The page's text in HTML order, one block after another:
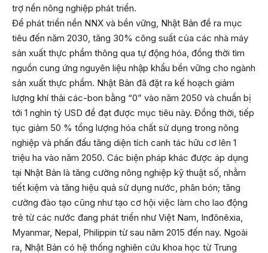
trợ nền nông nghiệp phát triển.
Để phát triển nền NNX và bền vững, Nhật Bản đề ra mục
tiêu đến năm 2030, tăng 30% công suất của các nhà máy
sản xuất thực phẩm thông qua tự động hóa, đồng thời tìm
nguồn cung ứng nguyên liệu nhập khẩu bền vững cho ngành
sản xuất thực phẩm. Nhật Bản đã đặt ra kế hoạch giảm
lượng khí thải các-bon bằng “0” vào năm 2050 và chuẩn bị
tới 1 nghìn tỷ USD để đạt được mục tiêu này. Đồng thời, tiếp
tục giảm 50 % tổng lượng hóa chất sử dụng trong nông
nghiệp và phấn đấu tăng diện tích canh tác hữu cơ lên 1
triệu ha vào năm 2050. Các biện pháp khác được áp dụng
tại Nhật Bản là tăng cường nông nghiệp kỹ thuật số, nhằm
tiết kiệm và tăng hiệu quả sử dụng nước, phân bón; tăng
cường đào tạo cũng như tạo cơ hội việc làm cho lao động
trẻ từ các nước đang phát triển như Việt Nam, Inđônêxia,
Myanmar, Nepal, Philippin từ sau năm 2015 đến nay. Ngoài
ra, Nhật Bản có hệ thống nghiên cứu khoa học từ Trung